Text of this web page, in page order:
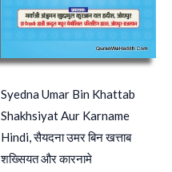
Syedna Umar Bin Khattab
Shakhsiyat Aur Karname
Hindi, सैयदना उमर बिन खत्ताब
शख्सियत और कारनामे